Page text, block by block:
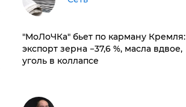
​"МоЛоЧКа" бьет по карману Кремля:
экспорт зерна −37,6 %, масла вдвое,
уголь в коллапсе